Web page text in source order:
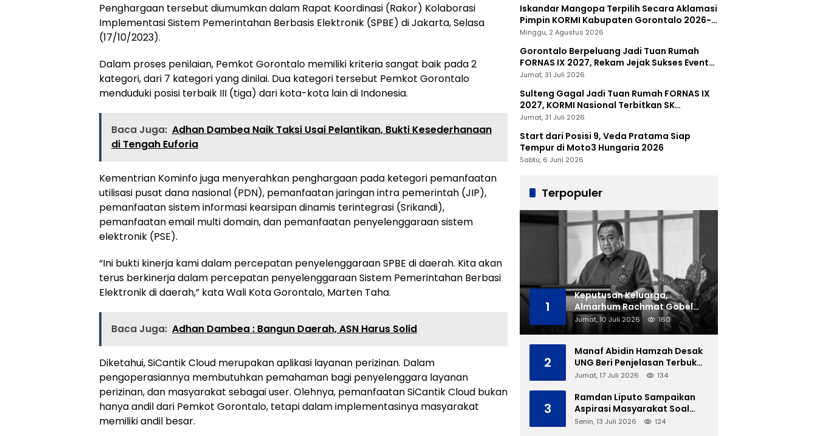
Penghargaan tersebut diumumkan dalam Rapat Koordinasi (Rakor) Kolaborasi
Implementasi Sistem Pemerintahan Berbasis Elektronik (SPBE) di Jakarta, Selasa
(17/10/2023).
Dalam proses penilaian, Pemkot Gorontalo memiliki kriteria sangat baik pada 2
kategori, dari 7 kategori yang dinilai. Dua kategori tersebut Pemkot Gorontalo
menduduki posisi terbaik III (tiga) dari kota-kota lain di Indonesia.
Baca Juga: Adhan Dambea Naik Taksi Usai Pelantikan, Bukti Kesederhanaan
di Tengah Euforia
Kementrian Kominfo juga menyerahkan penghargaan pada ketegori pemanfaatan
utilisasi pusat dana nasional (PDN), pemanfaatan jaringan intra pemerintah (JIP),
pemanfaatan sistem informasi kearsipan dinamis terintegrasi (Srikandi),
pemanfaatan email multi domain, dan pemanfaatan penyelenggaraan sistem
elektronik (PSE).
“Ini bukti kinerja kami dalam percepatan penyelenggaraan SPBE di daerah. Kita akan
terus berkinerja dalam percepatan penyelenggaraan Sistem Pemerintahan Berbasi
Elektronik di daerah,” kata Wali Kota Gorontalo, Marten Taha.
Baca Juga: Adhan Dambea : Bangun Daerah, ASN Harus Solid
Diketahui, SiCantik Cloud merupakan aplikasi layanan perizinan. Dalam
pengoperasiannya membutuhkan pemahaman bagi penyelenggara layanan
perizinan, dan masyarakat sebagai user. Olehnya, pemanfaatan SiCantik Cloud bukan
hanya andil dari Pemkot Gorontalo, tetapi dalam implementasinya masyarakat
memiliki andil besar.
Iskandar Mangopa Terpilih Secara Aklamasi
Pimpin KORMI Kabupaten Gorontalo 2026-
2030
Minggu, 2 Agustus 2026
Gorontalo Berpeluang Jadi Tuan Rumah
FORNAS IX 2027, Rekam Jejak Sukses Event
Nasional Jadi Modal
Jumat, 31 Juli 2026
Sulteng Gagal Jadi Tuan Rumah FORNAS IX
2027, KORMI Nasional Terbitkan SK
Pencabutan
Jumat, 31 Juli 2026
Start dari Posisi 9, Veda Pratama Siap
Tempur di Moto3 Hungaria 2026
Sabtu, 6 Juni 2026
Terpopuler
1
Keputusan Keluarga,
Almarhum Rachmat Gobel
Dimakamkan di TMP Kalibata
Jumat, 10 Juli 2026 160
2
Manaf Abidin Hamzah Desak
UNG Beri Penjelasan Terbuka
Soal Polemik Ujian Skripsi
Jumat, 17 Juli 2026 134
3
Ramdan Liputo Sampaikan
Aspirasi Masyarakat Soal
LGBT di Hadapan Gubernur
Senin, 13 Juli 2026 124